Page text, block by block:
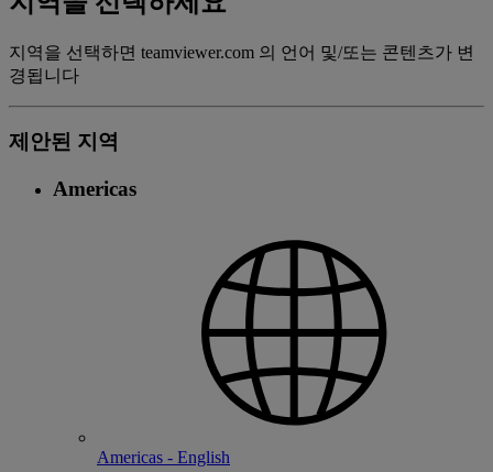
지역을 선택하면 teamviewer.com 의 언어 및/또는 콘텐츠가 변
경됩니다
제안된 지역
Americas
Americas - English